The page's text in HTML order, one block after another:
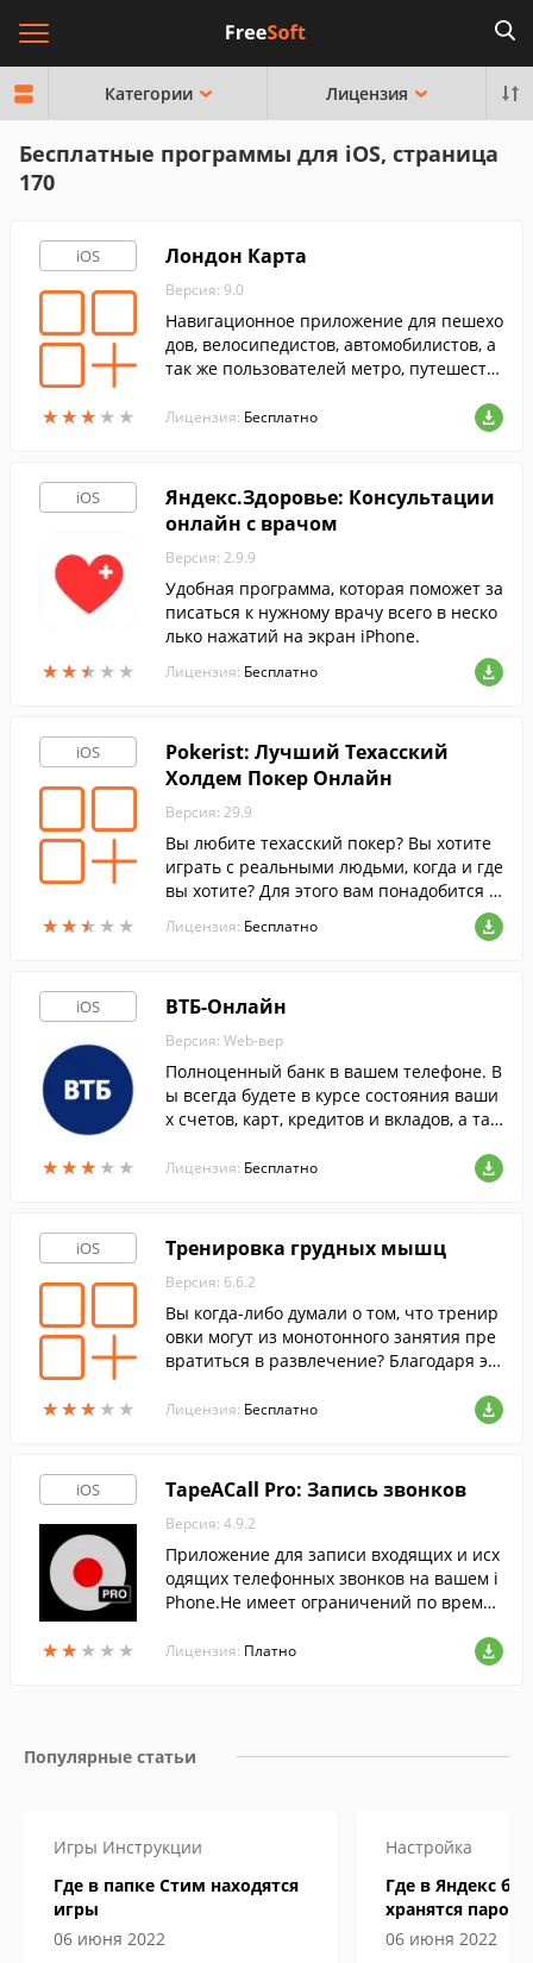
Категории Лицензия
Бесплатные программы для iOS, страница
170
iOS
★★★ ★ ★
★★★ ★ ★
Лондон Карта
Версия: 9.0
Навигационное приложение для пешехо
дов, велосипедистов, автомобилистов, а
так же пользователей метро, путешеств
Лицензия: Бесплатно
iOS
★★★ ★ ★
★★★ ★ ★
Яндекс.Здоровье: Консультации
онлайн с врачом
Версия: 2.9.9
Удобная программа, которая поможет за
писаться к нужному врачу всего в неско
лько нажатий на экран iPhone.
Лицензия: Бесплатно
iOS
★★★ ★ ★
★★★ ★ ★
Pokerist: Лучший Техасский
Холдем Покер Онлайн
Версия: 29.9
Вы любите техасский покер? Вы хотите
играть с реальными людьми, когда и где
вы хотите? Для этого вам понадобится в
сего лишь ваше IOS устройство и подкл
ючение к Интернет.
Лицензия: Бесплатно
iOS
★★★ ★ ★
★★★ ★ ★
ВТБ-Онлайн
Версия: Web-вер
Полноценный банк в вашем телефоне. В
ы всегда будете в курсе состояния ваши
х счетов, карт, кредитов и вкладов, а так
ации прямо с экрана мобильного телеф
Лицензия: Бесплатно
iOS
★★★ ★ ★
★★★ ★ ★
Тренировка грудных мышц
Версия: 6.6.2
Вы когда-либо думали о том, что тренир
овки могут из монотонного занятия пре
вратиться в развлечение? Благодаря эт
я где, когда и как вам угодно!
Лицензия: Бесплатно
iOS
★★ ★ ★ ★
★★ ★ ★ ★
TapeACall Pro: Запись звонков
Версия: 4.9.2
Приложение для записи входящих и исх
одящих телефонных звонков на вашем i
Phone.Не имеет ограничений по времен
Лицензия: Платно
Популярные статьи
Игры Инструкции
Где в папке Стим находятся
игры
06 июня 2022
Настройка
Где в Яндекс
хранятся пароли
06 июня 2022